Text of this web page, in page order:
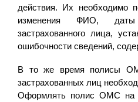
действия. Их необходимо
изменения ФИО,
застрахованного лица,
ошибочности сведений,
В то же время полисы
застрахованных лиц
Оформлять полис ОМС на